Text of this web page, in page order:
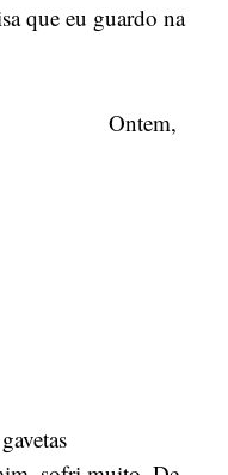
que eu guardo na
Ontem,